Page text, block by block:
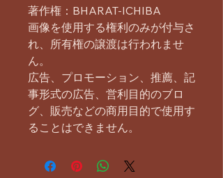
著作権：BHARAT-ICHIBA
画像を使用する権利のみが付与さ
れ、所有権の譲渡は行われませ
ん。
広告、プロモーション、推薦、記
事形式の広告、営利目的のブロ
グ、販売などの商用目的で使用す
ることはできません。